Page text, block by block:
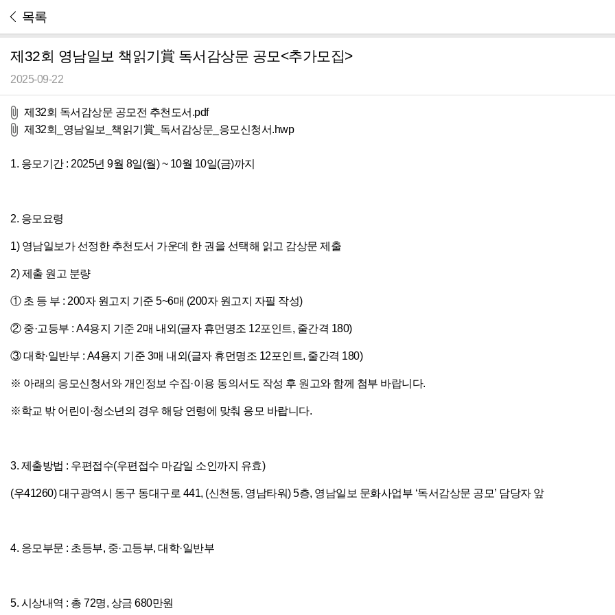
목록
제32회 영남일보 책읽기賞 독서감상문 공모<추가모집>
2025-09-22
제32회 독서감상문 공모전 추천도서.pdf
제32회_영남일보_책읽기賞_독서감상문_응모신청서.hwp
1. 응모기간 : 2025년 9월 8일(월) ~ 10월 10일(금)까지
2. 응모요령
1) 영남일보가 선정한 추천도서 가운데 한 권을 선택해 읽고 감상문 제출
2) 제출 원고 분량
① 초 등 부 : 200자 원고지 기준 5~6매 (200자 원고지 자필 작성)
② 중·고등부 : A4용지 기준 2매 내외(글자 휴먼명조 12포인트, 줄간격 180)
③ 대학·일반부 : A4용지 기준 3매 내외(글자 휴먼명조 12포인트, 줄간격 180)
※ 아래의 응모신청서와 개인정보 수집·이용 동의서도 작성 후 원고와 함께 첨부 바랍니다.
※학교 밖 어린이·청소년의 경우 해당 연령에 맞춰 응모 바랍니다.
3. 제출방법 : 우편접수(우편접수 마감일 소인까지 유효)
(우41260) 대구광역시 동구 동대구로 441, (신천동, 영남타워) 5층, 영남일보 문화사업부 ‘독서감상문 공모’ 담당자 앞
4. 응모부문 : 초등부, 중·고등부, 대학·일반부
5. 시상내역 : 총 72명, 상금 680만원